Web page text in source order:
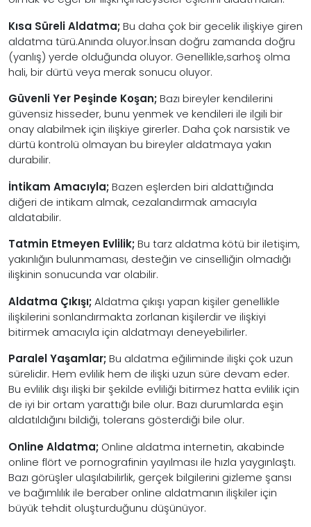
Kısa Süreli Aldatma;Bu daha çok bir gecelik ilişkiye giren
aldatma türü.Anında oluyor.İnsan doğru zamanda doğru
(yanlış) yerde olduğunda oluyor. Genellikle,sarhoş olma
hali, bir dürtü veya merak sonucu oluyor.
Güvenli Yer Peşinde Koşan;Bazı bireyler kendilerini
güvensiz hisseder, bunu yenmek ve kendileri ile ilgili bir
onay alabilmek için ilişkiye girerler. Daha çok narsistik ve
dürtü kontrolü olmayan bu bireyler aldatmaya yakın
durabilir.
İntikam Amacıyla;Bazen eşlerden biri aldattığında
diğeri de intikam almak, cezalandırmak amacıyla
aldatabilir.
Tatmin Etmeyen Evlilik;Bu tarz aldatma kötü bir iletişim,
yakınlığın bulunmaması, desteğin ve cinselliğin olmadığı
ilişkinin sonucunda var olabilir.
Aldatma Çıkışı;Aldatma çıkışı yapan kişiler genellikle
ilişkilerini sonlandırmakta zorlanan kişilerdir ve ilişkiyi
bitirmek amacıyla için aldatmayı deneyebilirler.
Paralel Yaşamlar;Bu aldatma eğiliminde ilişki çok uzun
sürelidir. Hem evlilik hem de ilişki uzun süre devam eder.
Bu evlilik dışı ilişki bir şekilde evliliği bitirmez hatta evlilik için
de iyi bir ortam yarattığı bile olur. Bazı durumlarda eşin
aldatıldığını bildiği, tolerans gösterdiği bile olur.
Online Aldatma; Online aldatma internetin, akabinde
online flört ve pornografinin yayılması ile hızla yaygınlaştı.
Bazı görüşler ulaşılabilirlik, gerçek bilgilerini gizleme şansı
ve bağımlılık ile beraber online aldatmanın ilişkiler için
büyük tehdit oluşturduğunu düşünüyor.